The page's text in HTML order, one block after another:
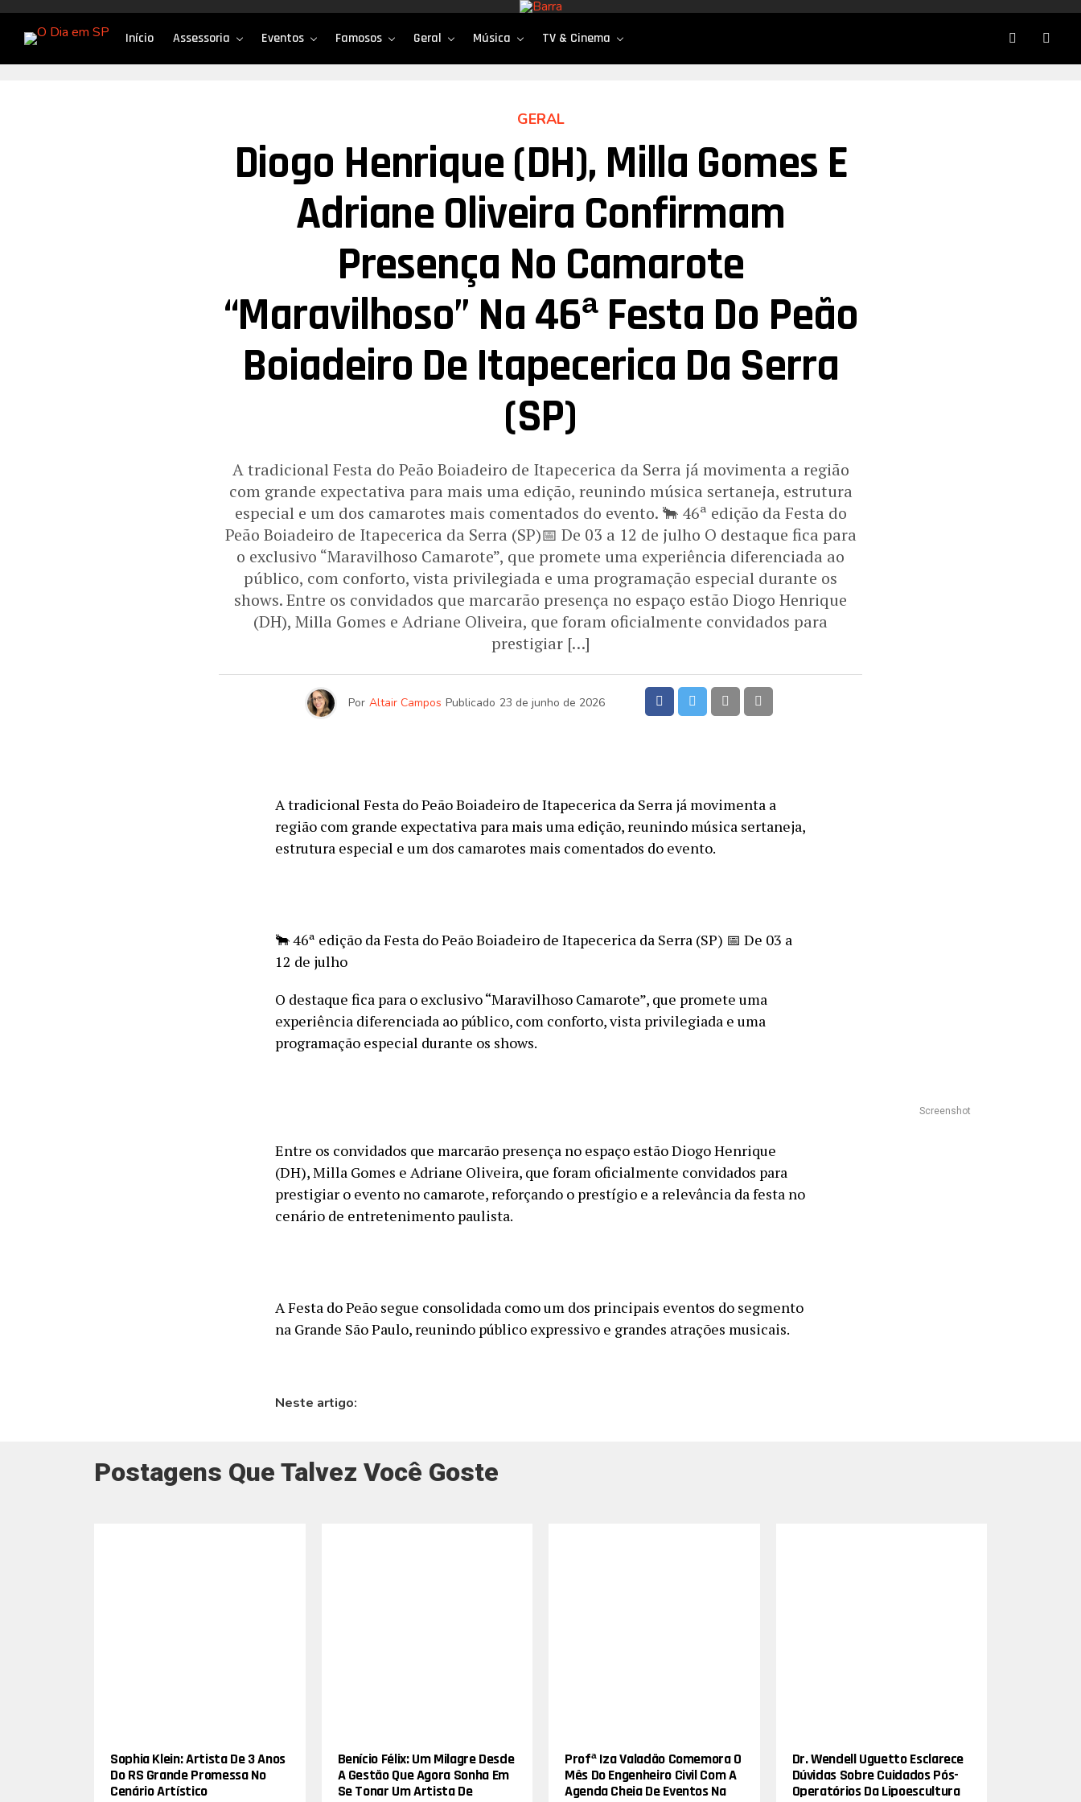
Início Assessoria Eventos Famosos Geral Música TV & Cinema
GERAL
Diogo Henrique (DH), Milla Gomes E
Adriane Oliveira Confirmam
Presença No Camarote
“Maravilhoso” Na 46ª Festa Do Peão
Boiadeiro De Itapecerica Da Serra
(SP)
A tradicional Festa do Peão Boiadeiro de Itapecerica da Serra já movimenta a região
com grande expectativa para mais uma edição, reunindo música sertaneja, estrutura
especial e um dos camarotes mais comentados do evento. 🐂 46ª edição da Festa do
Peão Boiadeiro de Itapecerica da Serra (SP)📅 De 03 a 12 de julho O destaque fica para
o exclusivo “Maravilhoso Camarote”, que promete uma experiência diferenciada ao
público, com conforto, vista privilegiada e uma programação especial durante os
shows. Entre os convidados que marcarão presença no espaço estão Diogo Henrique
(DH), Milla Gomes e Adriane Oliveira, que foram oficialmente convidados para
prestigiar […]
Por Altair Campos Publicado 23 de junho de 2026
A tradicional Festa do Peão Boiadeiro de Itapecerica da Serra já movimenta a
região com grande expectativa para mais uma edição, reunindo música sertaneja,
estrutura especial e um dos camarotes mais comentados do evento.
🐂 46ª edição da Festa do Peão Boiadeiro de Itapecerica da Serra (SP) 📅 De 03 a
12 de julho
O destaque fica para o exclusivo “Maravilhoso Camarote”, que promete uma
experiência diferenciada ao público, com conforto, vista privilegiada e uma
programação especial durante os shows.
Screenshot
Entre os convidados que marcarão presença no espaço estão Diogo Henrique
(DH), Milla Gomes e Adriane Oliveira, que foram oficialmente convidados para
prestigiar o evento no camarote, reforçando o prestígio e a relevância da festa no
cenário de entretenimento paulista.
A Festa do Peão segue consolidada como um dos principais eventos do segmento
na Grande São Paulo, reunindo público expressivo e grandes atrações musicais.
Neste artigo:
Postagens Que Talvez Você Goste
Sophia Klein: Artista De 3 Anos
Do RS Grande Promessa No
Cenário Artístico
Benício Félix: Um Milagre Desde
A Gestão Que Agora Sonha Em
Se Tonar Um Artista De
Profª Iza Valadão Comemora O
Mês Do Engenheiro Civil Com A
Agenda Cheia De Eventos Na
Dr. Wendell Uguetto Esclarece
Dúvidas Sobre Cuidados Pós-
Operatórios Da Lipoescultura